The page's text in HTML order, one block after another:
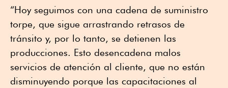
“Hoy seguimos con una cadena de suministro
torpe, que sigue arrastrando retrasos de
tránsito y, por lo tanto, se detienen las
producciones. Esto desencadena malos
servicios de atención al cliente, que no están
disminuyendo porque las capacitaciones al